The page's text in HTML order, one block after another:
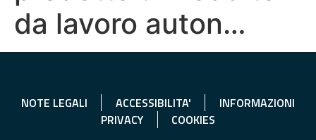
da lavoro auton…
NOTE LEGALI ACCESSIBILITA'
INFORMAZIONI
PRIVACY
COOKIES